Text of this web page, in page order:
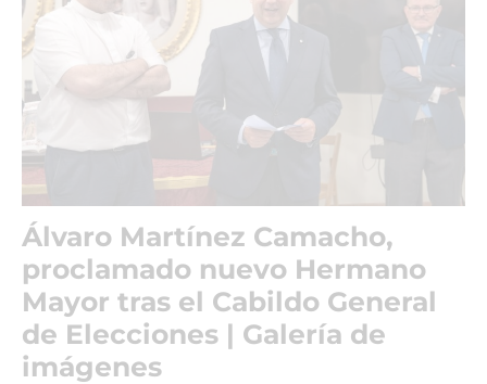
Álvaro Martínez Camacho,
proclamado nuevo Hermano
Mayor tras el Cabildo General
de Elecciones | Galería de
imágenes